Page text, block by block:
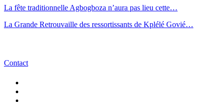
La fête traditionnelle Agbogboza n’aura pas lieu cette…
La Grande Retrouvaille des ressortissants de Kplélé Govié…
Contact